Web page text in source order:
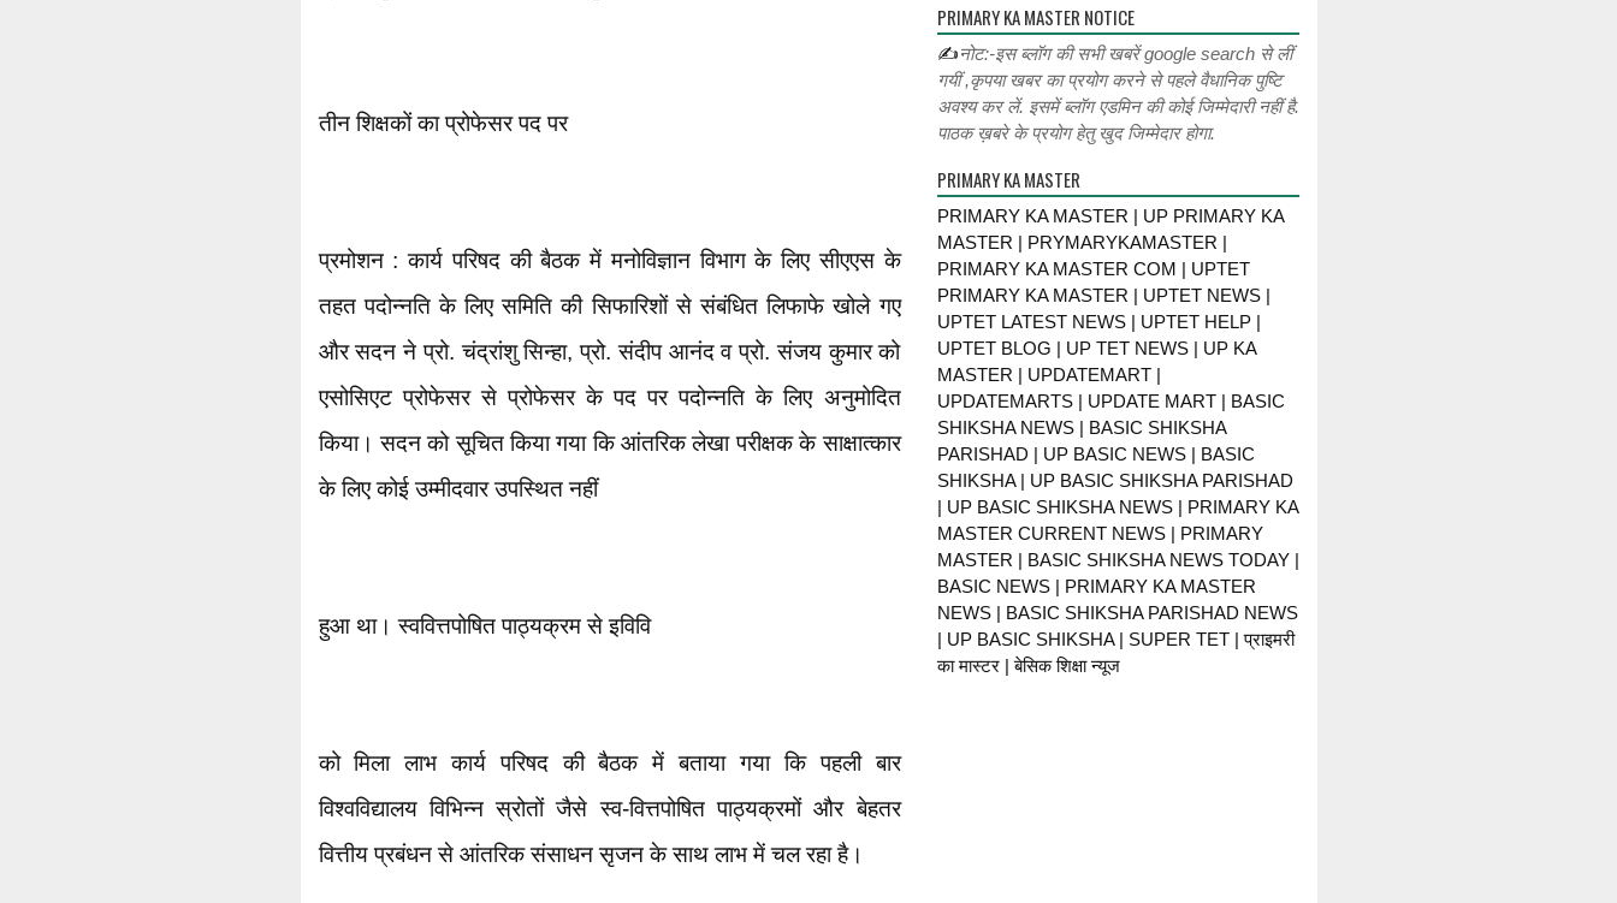
तीन शिक्षकों का प्रोफेसर पद पर
प्रमोशन : कार्य परिषद की बैठक में मनोविज्ञान विभाग के लिए सीएएस के
तहत पदोन्नति के लिए समिति की सिफारिशों से संबंधित लिफाफे खोले गए
और सदन ने प्रो. चंद्रांशु सिन्हा, प्रो. संदीप आनंद व प्रो. संजय कुमार को
एसोसिएट प्रोफेसर से प्रोफेसर के पद पर पदोन्नति के लिए अनुमोदित
किया। सदन को सूचित किया गया कि आंतरिक लेखा परीक्षक के साक्षात्कार
के लिए कोई उम्मीदवार उपस्थित नहीं
हुआ था। स्ववित्तपोषित पाठ्यक्रम से इविवि
को मिला लाभ कार्य परिषद की बैठक में बताया गया कि पहली बार
विश्वविद्यालय विभिन्न स्रोतों जैसे स्व-वित्तपोषित पाठ्यक्रमों और बेहतर
वित्तीय प्रबंधन से आंतरिक संसाधन सृजन के साथ लाभ में चल रहा है।
PRIMARY KA MASTER NOTICE
✍नोट:-इस ब्लॉग की सभी खबरें google search से लीं
गयीं ,कृपया खबर का प्रयोग करने से पहले वैधानिक पुष्टि
अवश्य कर लें. इसमें ब्लॉग एडमिन की कोई जिम्मेदारी नहीं है.
पाठक ख़बरे के प्रयोग हेतु खुद जिम्मेदार होगा.
PRIMARY KA MASTER
PRIMARY KA MASTER | UP PRIMARY KA
MASTER | PRYMARYKAMASTER |
PRIMARY KA MASTER COM | UPTET
PRIMARY KA MASTER | UPTET NEWS |
UPTET LATEST NEWS | UPTET HELP |
UPTET BLOG | UP TET NEWS | UP KA
MASTER | UPDATEMART |
UPDATEMARTS | UPDATE MART | BASIC
SHIKSHA NEWS | BASIC SHIKSHA
PARISHAD | UP BASIC NEWS | BASIC
SHIKSHA | UP BASIC SHIKSHA PARISHAD
| UP BASIC SHIKSHA NEWS | PRIMARY KA
MASTER CURRENT NEWS | PRIMARY
MASTER | BASIC SHIKSHA NEWS TODAY |
BASIC NEWS | PRIMARY KA MASTER
NEWS | BASIC SHIKSHA PARISHAD NEWS
| UP BASIC SHIKSHA | SUPER TET | प्राइमरी
का मास्टर | बेसिक शिक्षा न्यूज